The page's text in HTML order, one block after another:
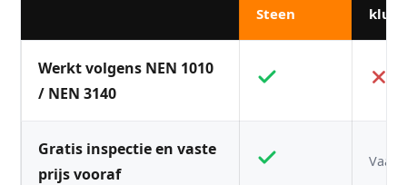
Steen
Werkt volgens NEN 1010
/ NEN 3140
Gratis inspectie en vaste
prijs vooraf
Vaak